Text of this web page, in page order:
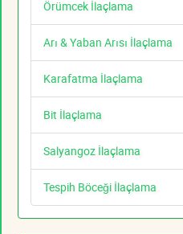
Örümcek İlaçlama
Arı & Yaban Arısı İlaçlama
Karafatma İlaçlama
Bit İlaçlama
Salyangoz İlaçlama
Tespih Böceği İlaçlama